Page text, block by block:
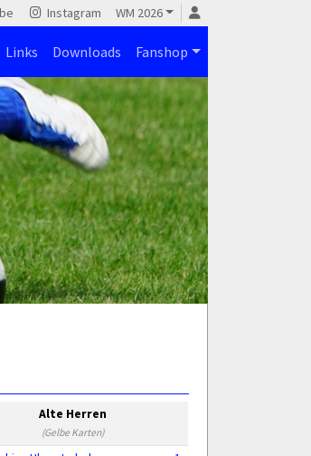
Instagram WM 2026
Links Downloads Fanshop
Alte Herren
(Gelbe Karten)